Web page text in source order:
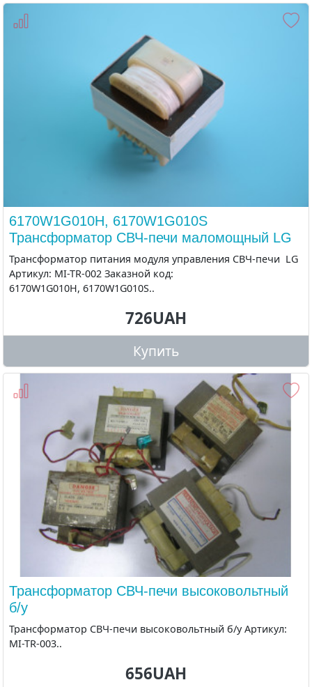
6170W1G010H, 6170W1G010S
Трансформатор СВЧ-печи маломощный LG
Трансформатор питания модуля управления СВЧ-печи LG
Артикул: MI-TR-002 Заказной код:
6170W1G010H, 6170W1G010S..
726UAH
Купить
Трансформатор СВЧ-печи высоковольтный
б/у
Трансформатор СВЧ-печи высоковольтный б/у Артикул:
MI-TR-003..
656UAH